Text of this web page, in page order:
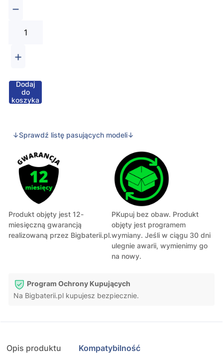
−
+
Dodaj
do
koszyka
↓Sprawdź listę pasujących modeli↓
Produkt objęty jest 12-
miesięczną gwarancją
realizowaną przez Bigbaterii.pl.
PKupuj bez obaw. Produkt
objęty jest programem
wymiany. Jeśli w ciągu 30 dni
ulegnie awarii, wymienimy go
na nowy.
Program Ochrony Kupujących
Na Bigbaterii.pl kupujesz bezpiecznie.
Opis produktu Kompatybilność